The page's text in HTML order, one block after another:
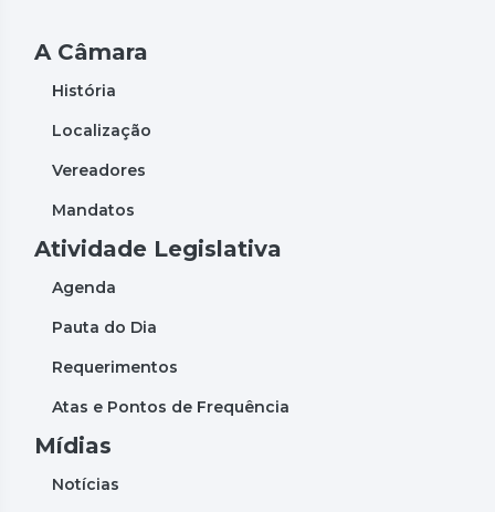
A Câmara
História
Localização
Vereadores
Mandatos
Atividade Legislativa
Agenda
Pauta do Dia
Requerimentos
Atas e Pontos de Frequência
Mídias
Notícias